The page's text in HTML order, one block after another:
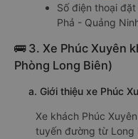
Số điện thoại
Phả - Quảng
🚌 3. Xe Phúc Xuyên
Phòng Long Biên)
a. Giới thiệu xe Phúc
Xe khách Phúc
tuyến đường từ Long